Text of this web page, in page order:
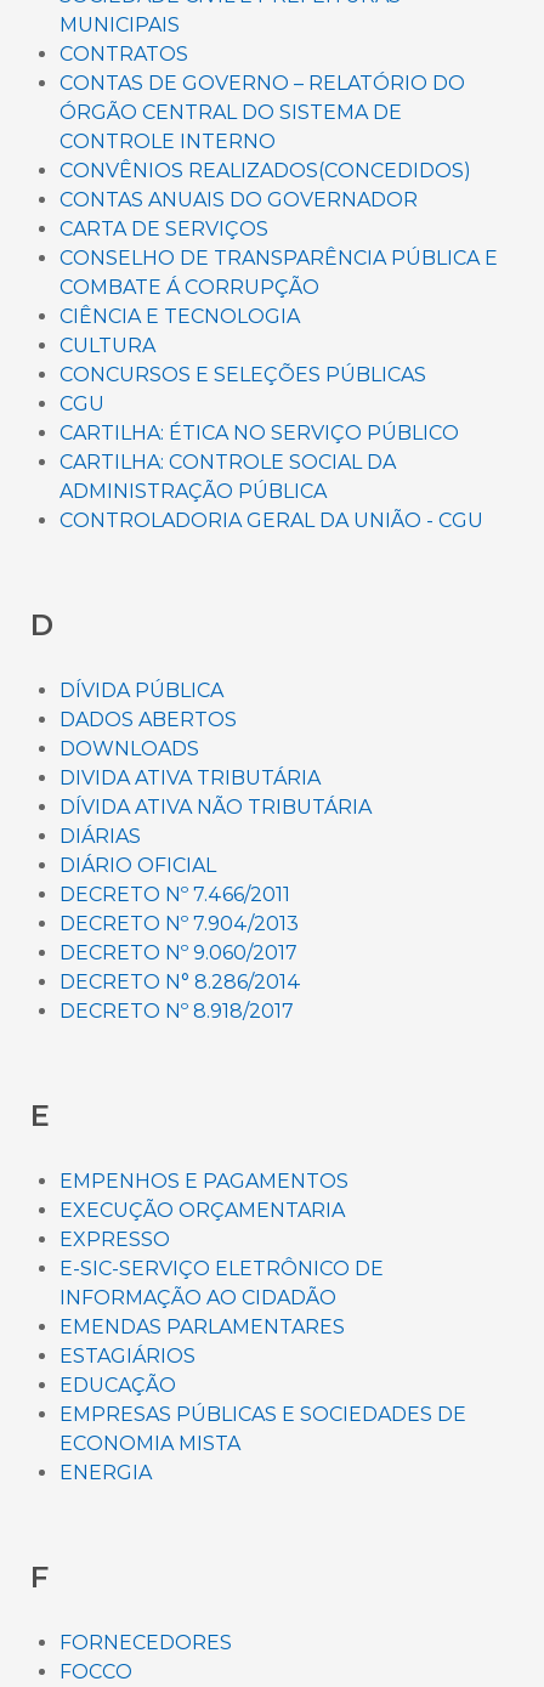
MUNICIPAIS
CONTRATOS
CONTAS DE GOVERNO – RELATÓRIO DO
ÓRGÃO CENTRAL DO SISTEMA DE
CONTROLE INTERNO
CONVÊNIOS REALIZADOS(CONCEDIDOS)
CONTAS ANUAIS DO GOVERNADOR
CARTA DE SERVIÇOS
CONSELHO DE TRANSPARÊNCIA PÚBLICA E
COMBATE Á CORRUPÇÃO
CIÊNCIA E TECNOLOGIA
CULTURA
CONCURSOS E SELEÇÕES PÚBLICAS
CGU
CARTILHA: ÉTICA NO SERVIÇO PÚBLICO
CARTILHA: CONTROLE SOCIAL DA
ADMINISTRAÇÃO PÚBLICA
CONTROLADORIA GERAL DA UNIÃO - CGU
D
DÍVIDA PÚBLICA
DADOS ABERTOS
DOWNLOADS
DIVIDA ATIVA TRIBUTÁRIA
DÍVIDA ATIVA NÃO TRIBUTÁRIA
DIÁRIAS
DIÁRIO OFICIAL
DECRETO Nº 7.466/2011
DECRETO Nº 7.904/2013
DECRETO Nº 9.060/2017
DECRETO N° 8.286/2014
DECRETO Nº 8.918/2017
E
EMPENHOS E PAGAMENTOS
EXECUÇÃO ORÇAMENTARIA
EXPRESSO
E-SIC-SERVIÇO ELETRÔNICO DE
INFORMAÇÃO AO CIDADÃO
EMENDAS PARLAMENTARES
ESTAGIÁRIOS
EDUCAÇÃO
EMPRESAS PÚBLICAS E SOCIEDADES DE
ECONOMIA MISTA
ENERGIA
F
FORNECEDORES
FOCCO